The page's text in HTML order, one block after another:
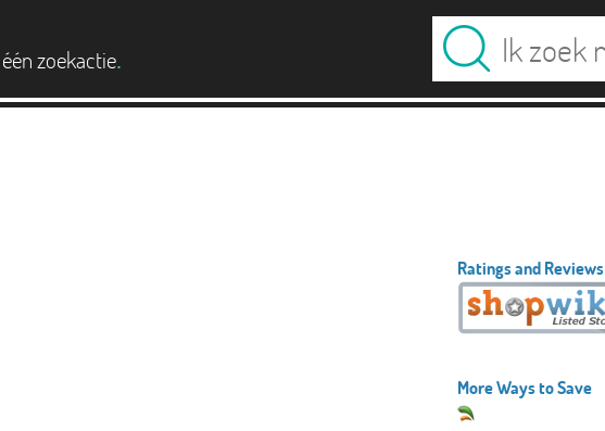
één zoekactie.
Ratings and Reviews
More Ways to Save